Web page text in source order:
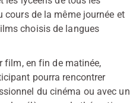
cours de la même journée et
choisis de langues
film, en fin de matinée,
pourra rencontrer
du cinéma ou avec un